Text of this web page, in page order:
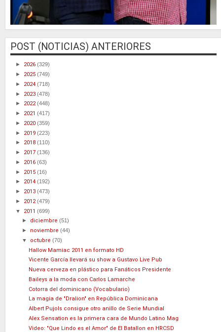
POST (NOTICIAS) ANTERIORES
► 2026 (329)
► 2025 (749)
► 2024 (718)
► 2023 (478)
► 2022(448)
► 2021 (417)
► 2020 (359)
► 2019 (223)
► 2018 (110)
► 2017 (136)
► 2016 (63)
► 2015 (16)
► 2014 (192)
► 2013 (473)
► 2012(479)
▼ 2011 (699)
► diciembre(51)
► noviembre(44)
▼ octubre(70)
Hallow Mamiac 2011 en formato HD
Vicente García llevará su show a Gustavo Live Pub
Nueva cerveza en plástico para Fanáticos Presidente
Baileys a la moda con Carlos Lamarche
Cotorra del dominicano (Vocabulario)
La magia de "Dralion" en República Dominicana
Albert Pujols consigue otro anillo de Serie Mundial
Alex Sensation es la primera cara de Mundo Latino Mag
Video: "Que Lindo es el Amor" de El Batallon en HRCSD